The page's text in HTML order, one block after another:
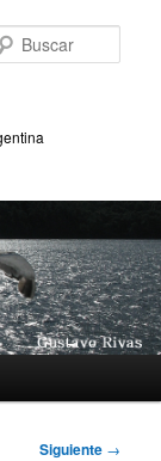
Siguiente →